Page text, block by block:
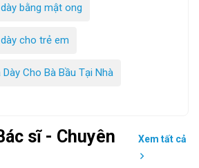
bằng mật ong
cho trẻ em
Cho Bà Bầu Tại Nhà
sĩ - Chuyên
Xem tất cả